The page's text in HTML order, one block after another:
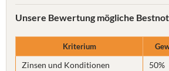
Unsere Bewertung mögliche
Kriterium
Zinsen und Konditionen 50%